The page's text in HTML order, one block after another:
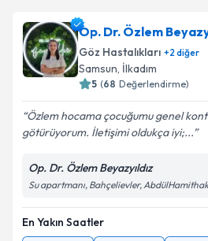
Op. Dr. Özlem
Göz Hastalıkları +2 diğer
Samsun, İlkadım
5 (68 Değerlendirme)
Özlem hocama çocuğumu genel
götürüyorum. İletişimi oldukça iyi;...
Op. Dr. Özlem Beyazyıldız
Su apartmanı, Bahçelievler,
En Yakın Saatler